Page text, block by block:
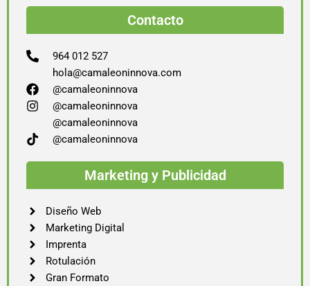
Contacto
964 012 527
hola@camaleoninnova.com
@camaleoninnova
@camaleoninnova
@camaleoninnova
@camaleoninnova
Marketing y Publicidad
Diseño Web
Marketing Digital
Imprenta
Rotulación
Gran Formato